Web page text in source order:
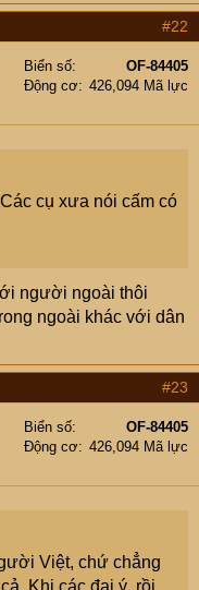
#22
Biển số
OF-84405
Động cơ
426,094 Mã lực
cụ xưa nói cấm có
người ngoài thôi
ngoài khác với dân
#23
Biển số
OF-84405
Động cơ
426,094 Mã lực
Việt, chứ chẳng
Khi các đại ý, rồi